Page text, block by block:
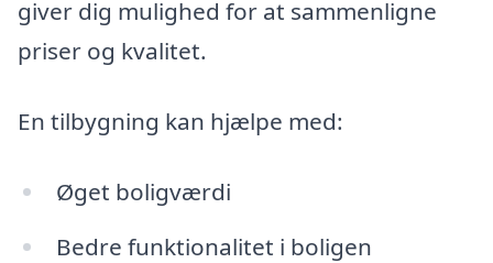
giver dig mulighed for at sammenligne
priser og kvalitet.
En tilbygning kan hjælpe med:
Øget boligværdi
Bedre funktionalitet i boligen